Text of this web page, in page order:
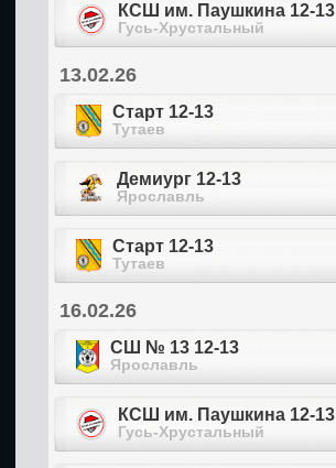
КСШ им. Паушкина 12-13
Гусь-Хрустальный
13.02.26
Старт 12-13
Тутаев
Демиург 12-13
Ярославль
Старт 12-13
Тутаев
16.02.26
СШ № 13 12-13
Ярославль
КСШ им. Паушкина 12-13
Гусь-Хрустальный